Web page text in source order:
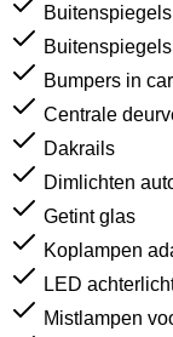
Bumpers in
Centrale
Dakrails
Dimlichten
Getint glas
Koplampen
LED
Mistlampen